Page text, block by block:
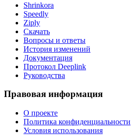
Shrinkora
Speedly
Ziply
Скачать
Вопросы и ответы
История изменений
Документация
Протокол Deeplink
Руководства
Правовая информация
О проекте
Политика конфиденциальности
Условия использования